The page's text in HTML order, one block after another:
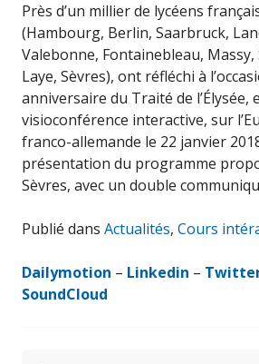
Près d’un millier de lycéens
(Hambourg, Berlin, Saarbruck,
Valebonne, Fontainebleau,
Laye, Sèvres), ont réfléchi à
anniversaire du Traité de l’Élysée,
visioconférence interactive, sur
franco-allemande le 22 janvier
présentation du programme
Sèvres, avec un double
Publié dans Actualités, Cours
Dailymotion – Linkedin –
SoundCloud